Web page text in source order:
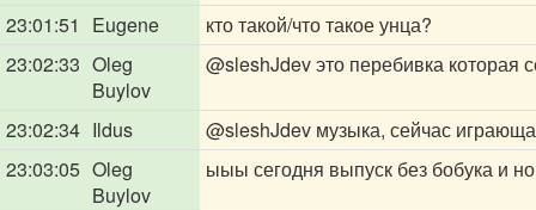
23:01:51 Eugene
кто такой/что такое унца?
23:02:33 Oleg
Buylov
@sleshJdevэто перебивка которая
23:02:34 Ildus @sleshJdev музыка, сейчас
23:03:05 Oleg
Buylov
ыыы сегодня выпуск без бобука и